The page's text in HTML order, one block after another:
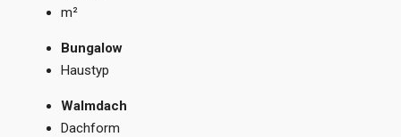
m²
Bungalow
Haustyp
Walmdach
Dachform